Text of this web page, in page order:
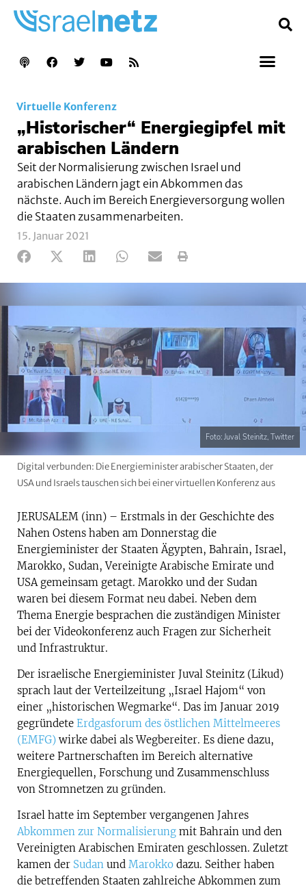
Virtuelle Konferenz
„Historischer“ Energiegipfel mit
arabischen Ländern
Seit der Normalisierung zwischen Israel und
arabischen Ländern jagt ein Abkommen das
nächste. Auch im Bereich Energieversorgung wollen
die Staaten zusammenarbeiten.
15. Januar 2021
Foto: Juval Steinitz, Twitter
Digital verbunden: Die Energieminister arabischer Staaten, der
USA und Israels tauschen sich bei einer virtuellen Konferenz aus
JERUSALEM (inn) – Erstmals in der Geschichte des
Nahen Ostens haben am Donnerstag die
Energieminister der Staaten Ägypten, Bahrain, Israel,
Marokko, Sudan, Vereinigte Arabische Emirate und
USA gemeinsam getagt. Marokko und der Sudan
waren bei diesem Format neu dabei. Neben dem
Thema Energie besprachen die zuständigen Minister
bei der Videokonferenz auch Fragen zur Sicherheit
und Infrastruktur.
Der israelische Energieminister Juval Steinitz (Likud)
sprach laut der Verteilzeitung „Israel Hajom“ von
einer „historischen Wegmarke“. Das im Januar 2019
gegründete Erdgasforum des östlichen Mittelmeeres
(EMFG) wirke dabei als Wegbereiter. Es diene dazu,
weitere Partnerschaften im Bereich alternative
Energiequellen, Forschung und Zusammenschluss
von Stromnetzen zu gründen.
Israel hatte im September vergangenen Jahres
Abkommen zur Normalisierung mit Bahrain und den
Vereinigten Arabischen Emiraten geschlossen. Zuletzt
kamen der Sudan und Marokko dazu. Seither haben
die betreffenden Staaten zahlreiche Abkommen zum